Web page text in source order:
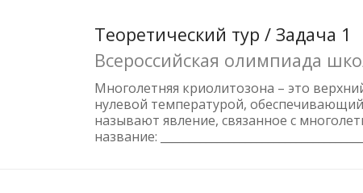
Теоретический тур / Задача 1
Всероссийская олимпиада
Многолетняя криолитозона – это
нулевой температурой,
называют явление, связанное с
название: